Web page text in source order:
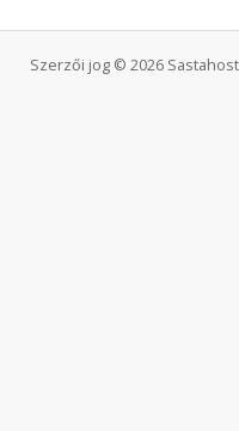
Szerzői jog © 2026